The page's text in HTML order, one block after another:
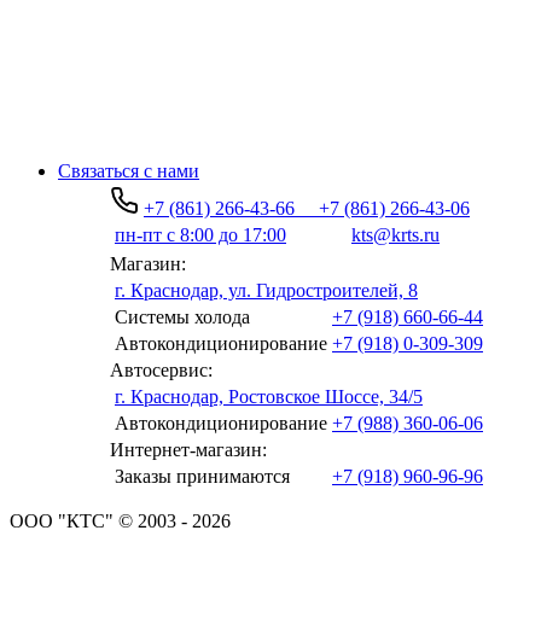
Связаться с нами
+7 (861) 266-43-66
+7 (861) 266-43-06
пн-пт с 8:00 до 17:00
kts@krts.ru
Магазин:
г. Краснодар, ул. Гидростроителей, 8
Системы холода
+7 (918) 660-66-44
Автокондиционирование +7 (918) 0-309-309
Автосервис:
г. Краснодар, Ростовское Шоссе, 34/5
Автокондиционирование +7 (988) 360-06-06
Интернет-магазин:
Заказы принимаются
+7 (918) 960-96-96
ООО "КТС" © 2003 - 2026